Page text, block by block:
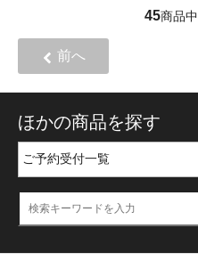
45商品中
前へ
ほかの商品を探す